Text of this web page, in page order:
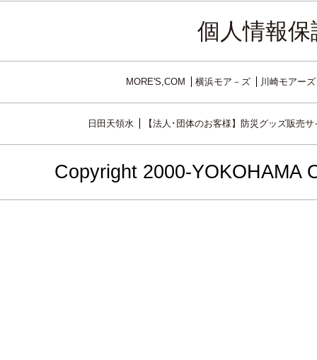
個人情報保
MORE'S,COM 横浜モア－ズ 川崎モアーズ
日田天領水 【法人･団体のお客様】防災グッズ販売サ
Copyright 2000-YOKOHAMA